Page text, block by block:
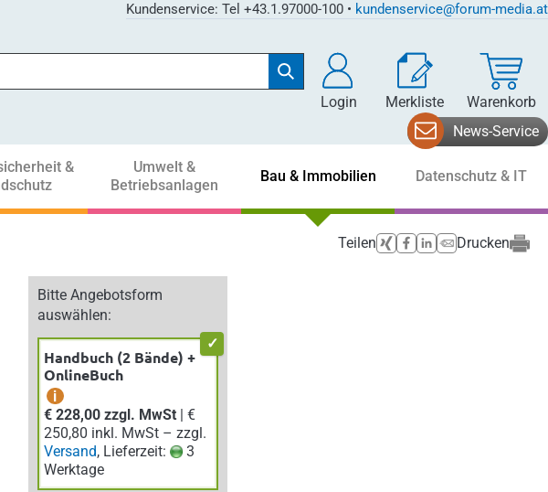
Kundenservice: Tel +43.1.97000-100 • kundenservice@forum-media.at
Login Merkliste Warenkorb
News-Service
&
Umwelt &
Betriebsanlagen
Bau & Immobilien Datenschutz & IT
Bitte Angebotsform
auswählen:
Handbuch (2 Bände) +
OnlineBuch
i
€ 228,00 zzgl. MwSt | €
250,80 inkl. MwSt – zzgl.
Versand, Lieferzeit:
3
Werktage
Teilen Drucken